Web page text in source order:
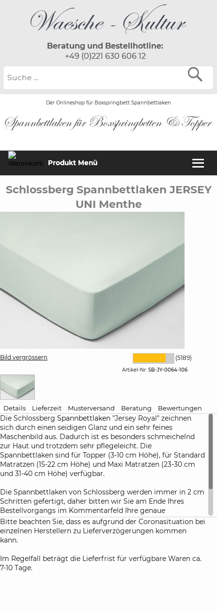
Beratung und Bestellhotline:
+49 (0)221 630 606 12
Der Onlineshop für Boxspringbett Spannbettlaken
Produkt Menü
Schlossberg Spannbettlaken JERSEY
UNI Menthe
Bild vergrössern (5189)
Artikel-Nr: SB-JY-0064-106
Details Lieferzeit Musterversand Beratung Bewertungen
Die Schlossberg Spannbettlaken "Jersey Royal" zeichnen
sich durch einen seidigen Glanz und ein sehr feines
Maschenbild aus. Dadurch ist es besonders schmeichelnd
zur Haut und trotzdem sehr pflegeleicht. Die
Spannbettlaken sind für Topper (3-10 cm Höhe), für Standard
Matratzen (15-22 cm Höhe) und Maxi Matratzen (23-30 cm
und 31-40 cm Höhe) verfügbar.
Die Spannbettlaken von Schlossberg werden immer in 2 cm
Schritten gefertigt, daher bitten wir Sie am Ende Ihres
Bestellvorgangs im Kommentarfeld Ihre genaue
Matratzenhöhe anzugeben. Damit haben Sie die Gewähr,
dass die Spannbettlaken nach dem ersten Waschen perfekt
Ihre Matratze umhüllen.
Bitte beachten Sie, dass es aufgrund der Coronasituation bei
einzelnen Herstellern zu Lieferverzögerungen kommen
kann.
Im Regelfall beträgt die Lieferfrist für verfügbare Waren ca.
7-10 Tage.